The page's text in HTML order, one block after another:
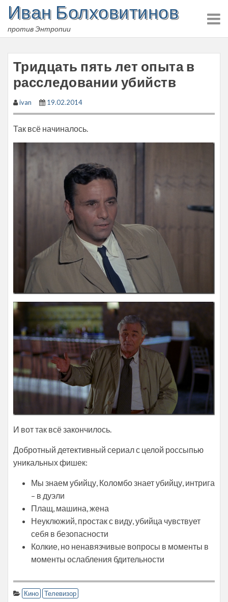
Skip
content
Иван Болховитинов
против Энтропии
Тридцать пять лет опыта в
расследовании убийств
ivan 19.02.2014
Так всё начиналось.
И вот так всё закончилось.
Добротный детективный сериал с целой россыпью
уникальных фишек:
Мы знаем убийцу, Коломбо знает убийцу, интрига
– в дуэли
Плащ, машина, жена
Неуклюжий, простак с виду, убийца чувствует
себя в безопасности
Колкие, но ненавязчивые вопросы в моменты в
моменты ослабления бдительности
Кино Телевизор